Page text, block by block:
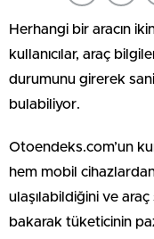
Herhangi bir aracın
kullanıcılar, araç
durumunu girerek
bulabiliyor.
Otoendeks.com’un
hem mobil
ulaşılabildiğini ve araç
bakarak tüketicinin